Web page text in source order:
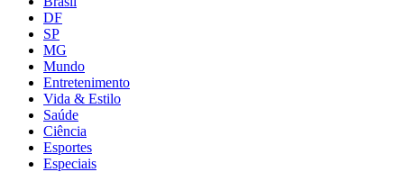
DF
SP
MG
Mundo
Entretenimento
Vida & Estilo
Saúde
Ciência
Esportes
Especiais